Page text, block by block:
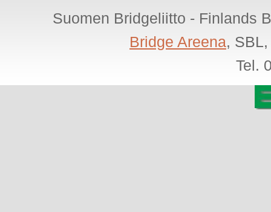
Suomen Bridgeliitto - Finlands
Bridge Areena,
Tel.